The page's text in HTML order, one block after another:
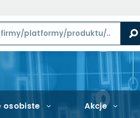
osobiste Akcje